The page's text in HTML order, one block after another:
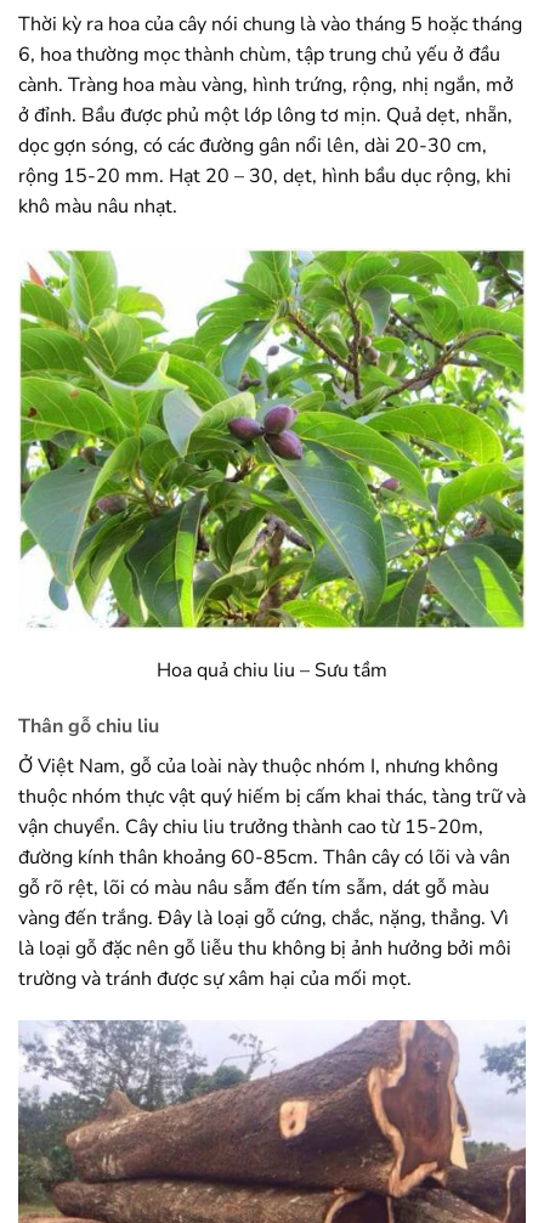
Thời kỳ ra hoa của cây nói chung là vào tháng 5 hoặc tháng
6, hoa thường mọc thành chùm, tập trung chủ yếu ở đầu
cành. Tràng hoa màu vàng, hình trứng, rộng, nhị ngắn, mở
ở đỉnh. Bầu được phủ một lớp lông tơ mịn. Quả dẹt, nhẵn,
dọc gợn sóng, có các đường gân nổi lên, dài 20-30 cm,
rộng 15-20 mm. Hạt 20 – 30, dẹt, hình bầu dục rộng, khi
khô màu nâu nhạt.
Hoa quả chiu liu – Sưu tầm
Thân gỗ chiu liu
Ở Việt Nam, gỗ của loài này thuộc nhóm I, nhưng không
thuộc nhóm thực vật quý hiếm bị cấm khai thác, tàng trữ và
vận chuyển. Cây chiu liu trưởng thành cao từ 15-20m,
đường kính thân khoảng 60-85cm. Thân cây có lõi và vân
gỗ rõ rệt, lõi có màu nâu sẫm đến tím sẫm, dát gỗ màu
vàng đến trắng. Đây là loại gỗ cứng, chắc, nặng, thẳng. Vì
là loại gỗ đặc nên gỗ liễu thu không bị ảnh hưởng bởi môi
trường và tránh được sự xâm hại của mối mọt.